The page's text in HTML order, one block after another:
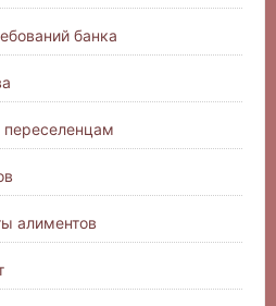
банка
алиментов